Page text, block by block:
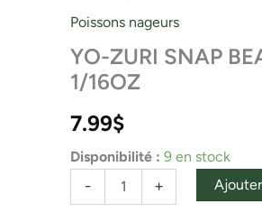
Poissons nageurs
YO-ZURI SNAP
1/16OZ
7.99$
Disponibilité : 9 en stock
-
ZURI
BEANS
(S)
25mm
BLACK
1/16OZ
+